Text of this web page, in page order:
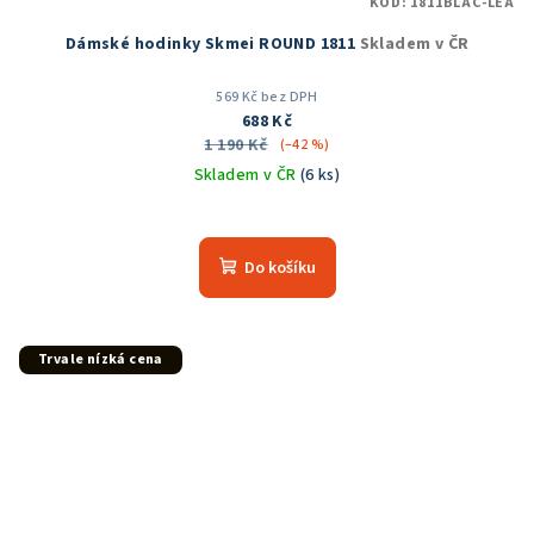
Dámské hodinky Skmei ROUND 1811 Skladem v ČR
569 Kč bez DPH
688 Kč
1 190 Kč
(–42 %)
Skladem v ČR (6 ks)
hodnocení
produktu
Do košíku
Trvale nízká cena